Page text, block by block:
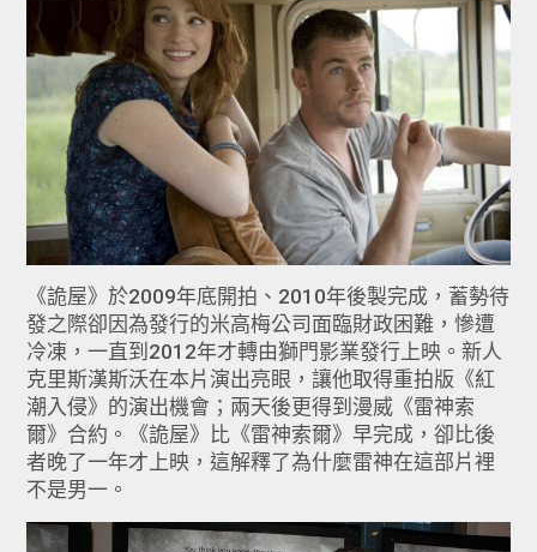
《詭屋》於2009年底開拍、2010年後製完成，蓄勢待
發之際卻因為發行的米高梅公司面臨財政困難，慘遭
冷凍，一直到2012年才轉由獅門影業發行上映。新人
克里斯漢斯沃在本片演出亮眼，讓他取得重拍版《紅
潮入侵》的演出機會；兩天後更得到漫威《雷神索
爾》合約。《詭屋》比《雷神索爾》早完成，卻比後
者晚了一年才上映，這解釋了為什麼雷神在這部片裡
不是男一。